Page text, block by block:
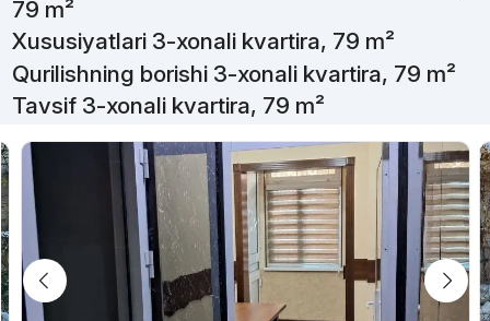
79 m²
Xususiyatlari 3-xonali kvartira, 79 m²
Qurilishning borishi 3-xonali kvartira, 79 m²
Tavsif 3-xonali kvartira, 79 m²